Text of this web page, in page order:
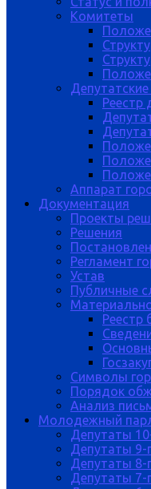
Комитеты
Реестр
Аппарат
Документация
Проекты
Решения
Регламент
Устав
Публичные
Реестр
Символы
Порядок
Анализ
Молодежный
Депутаты
Депутаты 9-
Депутаты 8-
Депутаты 7-